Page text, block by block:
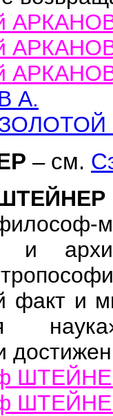
А.
– см.
и
факт и